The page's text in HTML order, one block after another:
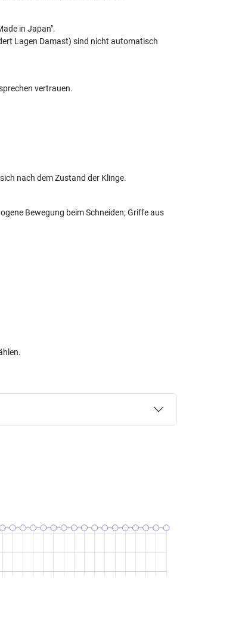
in Japan".
Lagen Damast) sind nicht automatisch
vertrauen.
nach dem Zustand der Klinge.
Bewegung beim Schneiden; Griffe aus